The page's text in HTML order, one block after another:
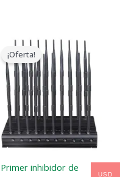
¡Oferta!
Primer inhibidor de
El
precio
original
era:
$1,399.00.
El
precio
actual
es:
$749.99.
USD